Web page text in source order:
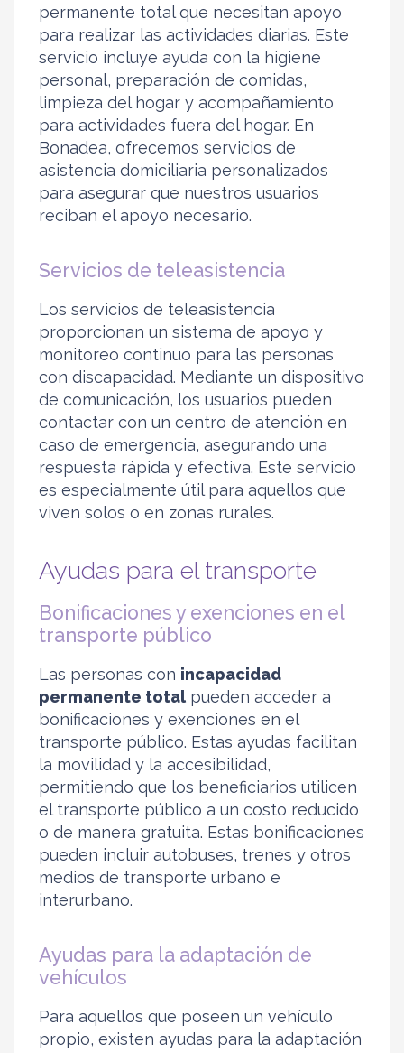
permanente total que necesitan apoyo
para realizar las actividades diarias. Este
servicio incluye ayuda con la higiene
personal, preparación de comidas,
limpieza del hogar y acompañamiento
para actividades fuera del hogar. En
Bonadea, ofrecemos servicios de
asistencia domiciliaria personalizados
para asegurar que nuestros usuarios
reciban el apoyo necesario.
Servicios de teleasistencia
Los servicios de teleasistencia
proporcionan un sistema de apoyo y
monitoreo continuo para las personas
con discapacidad. Mediante un dispositivo
de comunicación, los usuarios pueden
contactar con un centro de atención en
caso de emergencia, asegurando una
respuesta rápida y efectiva. Este servicio
es especialmente útil para aquellos que
viven solos o en zonas rurales.
Ayudas para el transporte
Bonificaciones y exenciones en el
transporte público
Las personas con incapacidad
permanente total pueden acceder a
bonificaciones y exenciones en el
transporte público. Estas ayudas facilitan
la movilidad y la accesibilidad,
permitiendo que los beneficiarios utilicen
el transporte público a un costo reducido
o de manera gratuita. Estas bonificaciones
pueden incluir autobuses, trenes y otros
medios de transporte urbano e
interurbano.
Ayudas para la adaptación de
vehículos
Para aquellos que poseen un vehículo
propio, existen ayudas para la adaptación